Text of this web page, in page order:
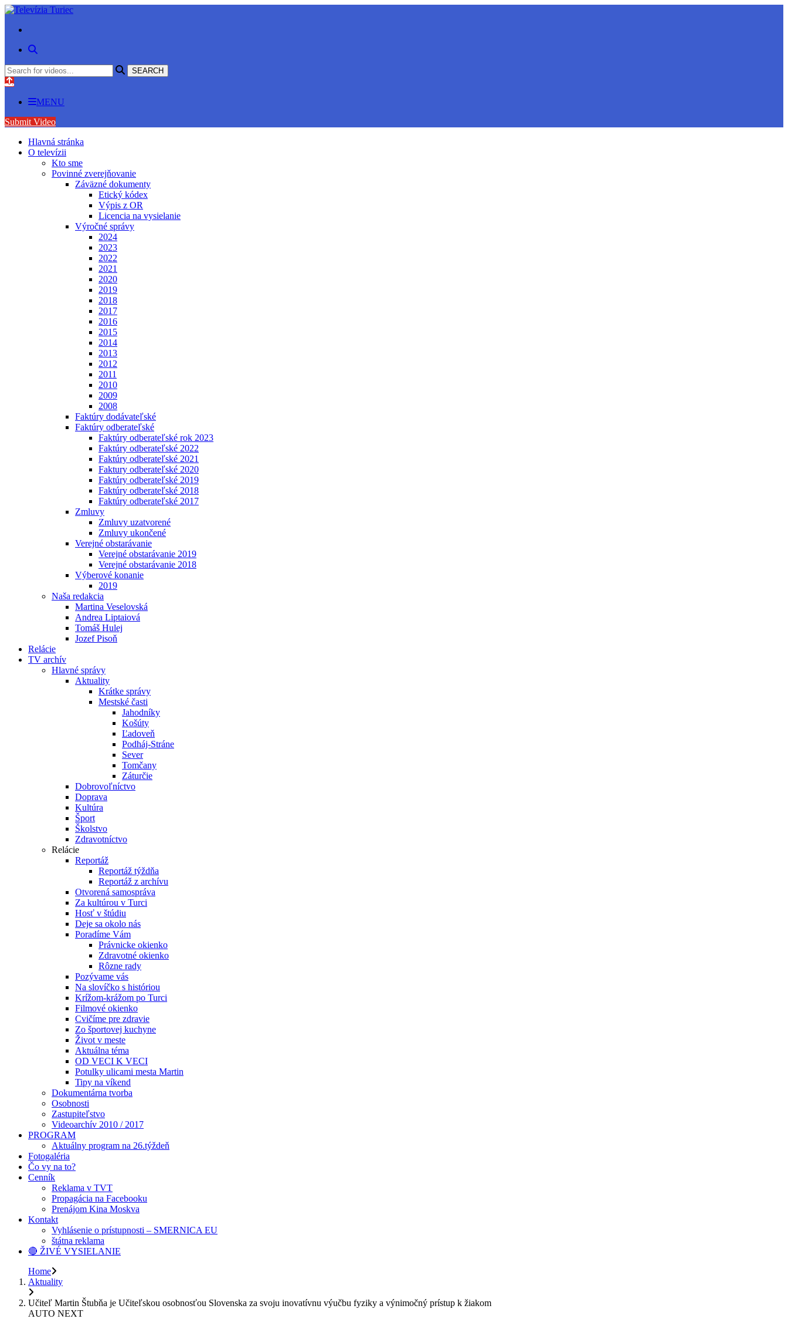
MENU
Submit Video
Hlavná stránka
O televízii
Kto sme
Povinné zverejňovanie
Záväzné dokumenty
Etický kódex
Výpis z OR
Licencia na vysielanie
Výročné správy
2024
2023
2022
2021
2020
2019
2018
2017
2016
2015
2014
2013
2012
2011
2010
2009
2008
Faktúry dodávateľské
Faktúry odberateľské
Faktúry odberateľské rok 2023
Faktúry odberateľské 2022
Faktúry odberateľské 2021
Faktury odberateľské 2020
Faktúry odberateľské 2019
Faktúry odberateľské 2018
Faktúry odberateľské 2017
Zmluvy
Zmluvy uzatvorené
Zmluvy ukončené
Verejné obstarávanie
Verejné obstarávanie 2019
Verejné obstarávanie 2018
Výberové konanie
2019
Naša redakcia
Martina Veselovská
Andrea Liptaiová
Tomáš Hulej
Jozef Pisoň
Relácie
TV archív
Hlavné správy
Aktuality
Krátke správy
Mestské časti
Jahodníky
Košúty
Ľadoveň
Podháj-Stráne
Sever
Tomčany
Záturčie
Dobrovoľníctvo
Doprava
Kultúra
Šport
Školstvo
Zdravotníctvo
Relácie
Reportáž
Reportáž týždňa
Reportáž z archívu
Otvorená samospráva
Za kultúrou v Turci
Hosť v štúdiu
Deje sa okolo nás
Poradíme Vám
Právnicke okienko
Zdravotné okienko
Rôzne rady
Pozývame vás
Na slovíčko s históriou
Krížom-krážom po Turci
Filmové okienko
Cvičíme pre zdravie
Zo športovej kuchyne
Život v meste
Aktuálna téma
OD VECI K VECI
Potulky ulicami mesta Martin
Tipy na víkend
Dokumentárna tvorba
Osobnosti
Zastupiteľstvo
Videoarchív 2010 / 2017
PROGRAM
Aktuálny program na 26.týždeň
Fotogaléria
Čo vy na to?
Cenník
Reklama v TVT
Propagácia na Facebooku
Prenájom Kina Moskva
Kontakt
Vyhlásenie o prístupnosti – SMERNICA EU
štátna reklama
🔴 ŽIVÉ VYSIELANIE
Home
Aktuality
Učiteľ Martin Štubňa je Učiteľskou osobnosťou Slovenska za svoju inovatívnu výučbu fyziky a výnimočný prístup k žiakom
AUTO NEXT